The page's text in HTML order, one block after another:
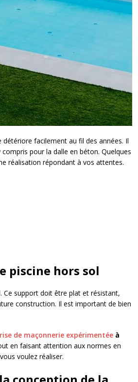
facilement au fil des années. Il
pour la dalle en béton. Quelques
réalisation répondant à vos attentes.
piscine hors sol
Ce support doit être plat et résistant,
construction. Il est important de bien
de maçonnerie expérimentée à
en faisant attention aux normes en
voulez réaliser.